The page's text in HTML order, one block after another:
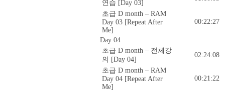
연습 [Day 03]
초급 D month – RAM
Day 03 [Repeat After
Me]
00:22:27
Day 04
초급 D month – 전체강
의 [Day 04]
02:24:08
초급 D month – RAM
Day 04 [Repeat After
Me]
00:21:22